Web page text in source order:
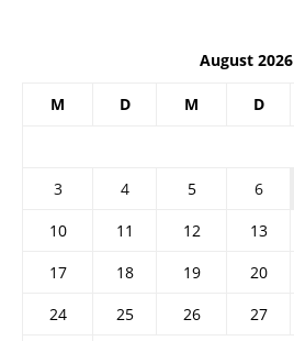
August 2026
M D M D
3
4 5 6
10
11 12 13
17
18 19 20
24
25 26 27